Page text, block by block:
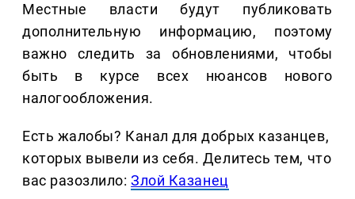
Местные власти будут публиковать
дополнительную информацию, поэтому
важно следить за обновлениями, чтобы
быть в курсе всех нюансов нового
налогообложения.
Есть жалобы? Канал для добрых казанцев,
которых вывели из себя. Делитеcь тем, что
вас разозлило:Злой Казанец